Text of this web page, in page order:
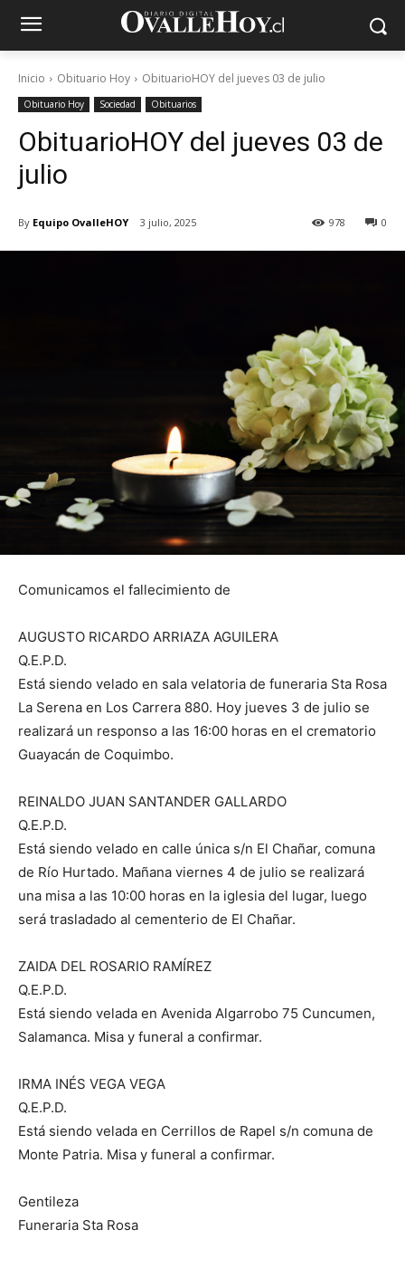
Inicio Obituario Hoy ObituarioHOY del jueves 03 de julio
Obituario Hoy Sociedad Obituarios
ObituarioHOY del jueves 03 de
julio
By Equipo OvalleHOY 3 julio, 2025 0
978
Comunicamos el fallecimiento de
AUGUSTO RICARDO ARRIAZA AGUILERA
Q.E.P.D.
Está siendo velado en sala velatoria de funeraria Sta Rosa
La Serena en Los Carrera 880. Hoy jueves 3 de julio se
realizará un responso a las 16:00 horas en el crematorio
Guayacán de Coquimbo.
REINALDO JUAN SANTANDER GALLARDO
Q.E.P.D.
Está siendo velado en calle única s/n El Chañar, comuna
de Río Hurtado. Mañana viernes 4 de julio se realizará
una misa a las 10:00 horas en la iglesia del lugar, luego
será trasladado al cementerio de El Chañar.
ZAIDA DEL ROSARIO RAMÍREZ
Q.E.P.D.
Está siendo velada en Avenida Algarrobo 75 Cuncumen,
Salamanca. Misa y funeral a confirmar.
IRMA INÉS VEGA VEGA
Q.E.P.D.
Está siendo velada en Cerrillos de Rapel s/n comuna de
Monte Patria. Misa y funeral a confirmar.
Gentileza
Funeraria Sta Rosa